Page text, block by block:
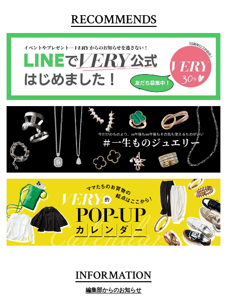
RECOMMENDS
INFORMATION
編集部からのお知らせ